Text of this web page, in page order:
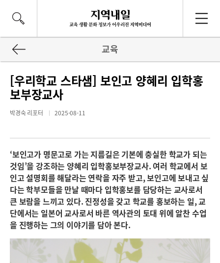
교육
[우리학교 스타샘] 보인고 양혜리 입학홍
보부장교사
박경숙 리포터 2025-08-11
‘보인고가 명문고로 가는 지름길은 기본에 충실한 학교가 되는
것임’을 강조하는 양혜리 입학홍보부장교사. 여러 학교에서 보
인고 설명회를 해달라는 연락을 자주 받고, 보인고에 보내고 싶
다는 학부모들을 만날 때마다 입학홍보를 담당하는 교사로서
큰 보람을 느끼고 있다. 진정성을 갖고 학교를 홍보하는 일, 교
단에서는 일본어 교사로서 바른 역사관의 토대 위에 알찬 수업
을 진행하는 그의 이야기를 담아 본다.